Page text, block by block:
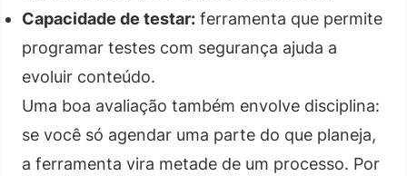
Capacidade de testar: ferramenta que permite
programar testes com segurança ajuda a
evoluir conteúdo.
Uma boa avaliação também envolve disciplina:
se você só agendar uma parte do que planeja,
a ferramenta vira metade de um processo. Por